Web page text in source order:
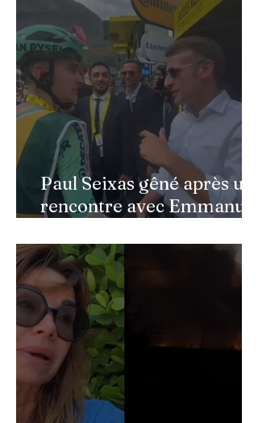
défend l’hommage rendu à
son père au Québec
Paul Seixas gêné après une
rencontre avec Emmanuel
semé la panique dans son
équipe